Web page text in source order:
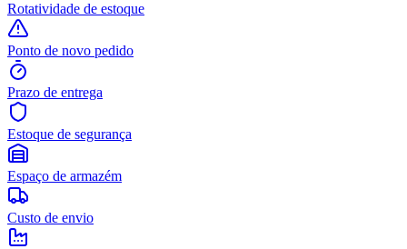
Rotatividade de estoque
Ponto de novo pedido
Prazo de entrega
Estoque de segurança
Espaço de armazém
Custo de envio